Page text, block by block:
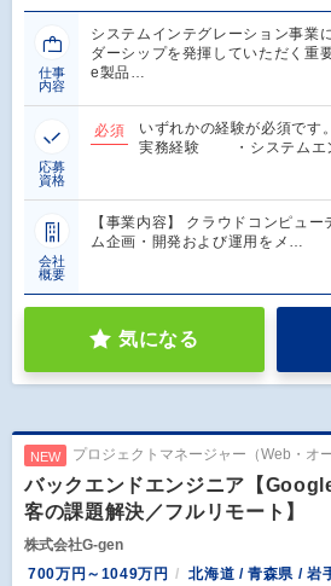
仕事
内容
システムインテグレーション事業
ダーシップを発揮していただく重
e製品…
応募
資格
必須
いずれかの経験が必須です
実務経験 ・システムエ
会社
概要
【事業内容】 クラウドコンピュ
ム企画・開発および運用をメ…
気になる
NEW プロジェクトマネージャー（Web・オ
バックエンドエンジニア【
客の課題解決／フルリモート】
株式会社G-gen
700万円～1049万円
北海道 / 青森県 / 岩